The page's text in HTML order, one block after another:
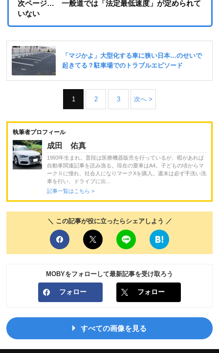
次ページ… 一般道では「法定最低速度」が定められて
いない
1 2 3 次へ >
執筆者プロフィール
成田 佑真
1993年生まれ。普段は医療機器販売を行っているが、暇があれば
自動車関連記事を読み漁る。現在の愛車はA4。子どもの頃からマ
ークⅡに憧れ、社会人になりマークXを購入。週末は必ず手洗い洗
車を行い、ドライブに出...
記事一覧はこちら >
＼ この記事が役に立ったらシェアしよう ／
MOBYをフォローして最新記事を受け取ろう
フォロー フォロー
すべての画像を見る